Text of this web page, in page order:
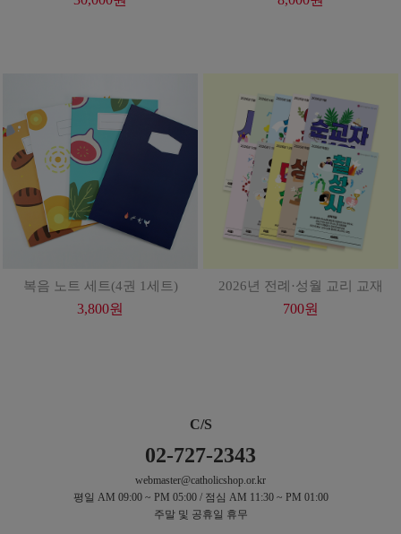
복음 노트 세트(4권 1세트)
3,800원
2026년 전례·성월 교리 교재
700원
C/S
02-727-2343
webmaster@catholicshop.or.kr
평일 AM 09:00 ~ PM 05:00 / 점심 AM 11:30 ~ PM 01:00
주말 및 공휴일 휴무